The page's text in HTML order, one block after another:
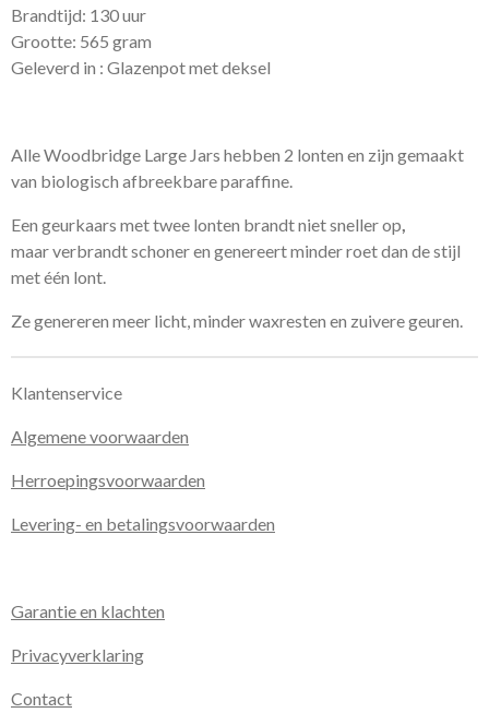
Brandtijd: 130 uur
Grootte: 565 gram
Geleverd in : Glazenpot met deksel
Alle Woodbridge Large Jars hebben 2 lonten en zijn gemaakt
van biologisch afbreekbare paraffine.
Een geurkaars met twee lonten brandt niet sneller op,
maar verbrandt schoner en genereert minder roet dan de stijl
met één lont.
Ze genereren meer licht, minder waxresten en zuivere geuren.
Klantenservice
Algemene voorwaarden
Herroepingsvoorwaarden
Levering- en betalingsvoorwaarden
Garantie en klachten
Privacyverklaring
Contact